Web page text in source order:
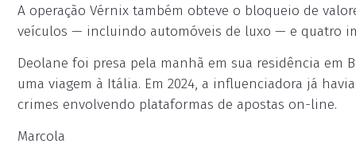
A operação Vérnix também obteve o bloqueio de
veículos — incluindo automóveis de luxo — e quatro
Deolane foi presa pela manhã em sua residência em
uma viagem à Itália. Em 2024, a influenciadora já
crimes envolvendo plataformas de apostas on-line.
Marcola